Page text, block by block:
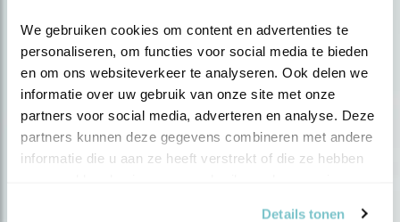
We gebruiken cookies om content en advertenties te
personaliseren, om functies voor social media te bieden
en om ons websiteverkeer te analyseren. Ook delen we
informatie over uw gebruik van onze site met onze
partners voor social media, adverteren en analyse. Deze
partners kunnen deze gegevens combineren met andere
informatie die u aan ze heeft verstrekt of die ze hebben
Details tonen